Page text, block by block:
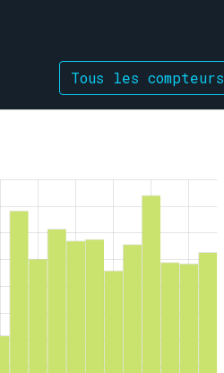
Tous les compteurs